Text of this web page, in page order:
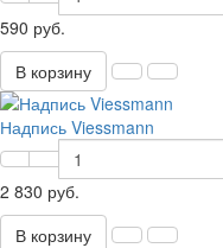
590 руб.
В корзину
Надпись Viessmann
2 830 руб.
В корзину